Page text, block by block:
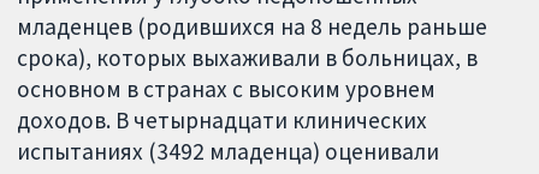
младенцев (родившихся на 8 недель раньше
срока), которых выхаживали в больницах, в
основном в странах с высоким уровнем
доходов. В четырнадцати клинических
испытаниях (3492 младенца) оценивали